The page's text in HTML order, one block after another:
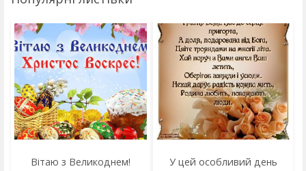
Вітаю з Великоднем!
У цей особливий день